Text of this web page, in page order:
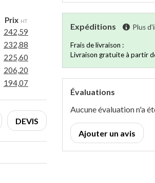
Prix HT
242,59
232,88
225,60
206,20
194,07
DEVIS
Expéditions Plus
Frais de livraison :
Livraison gratuite à partir
Évaluations
Aucune évaluation n'a
Ajouter un avis